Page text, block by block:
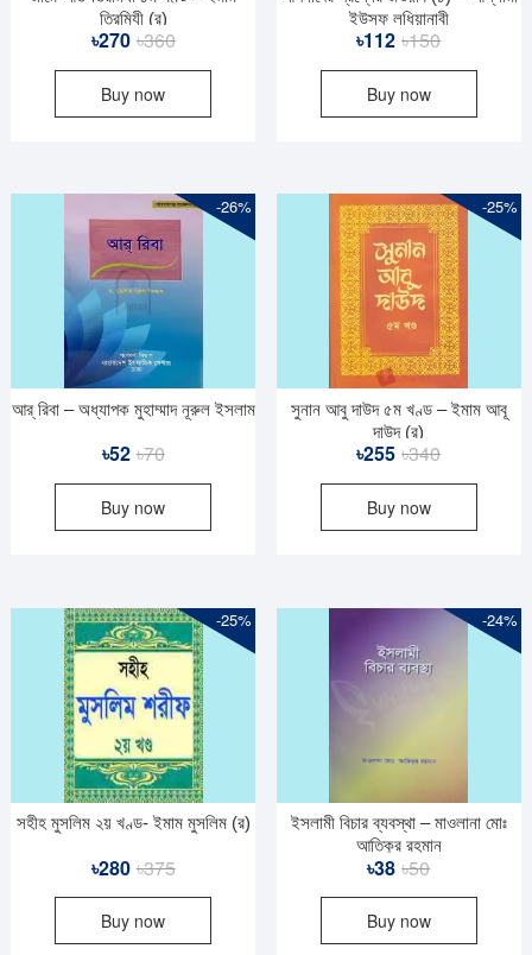
তিরমিযী (র)
৳360Original
price
৳360.
৳270
Current
price
৳270.
Buy now
ইউসুফ লুধিয়ানাবী
৳150Original
price
৳150.
৳112
Current
price
৳112.
Buy now
-26%
আর্‌ রিবা – অধ্যাপক মুহাম্মাদ নূরুল ইসলাম
৳70Original
price
was:
৳70.
৳52
Current
price
is:
৳52.
Buy now
-25%
সুনান আবু দাউদ ৫ম খণ্ড – ইমাম আবূ
দাউদ (র)
৳340Original
price
৳340.
৳255
Current
price
৳255.
Buy now
-25%
সহীহ মুসলিম ২য় খণ্ড- ইমাম মুসলিম (র)
৳375Original
price
৳280
Current
price
Buy now
-24%
ইসলামী বিচার ব্যবস্থা – মাওলানা মোঃ
আতিকুর রহমান
৳50Original
price
was:
৳38
Current
price
is:
Buy now